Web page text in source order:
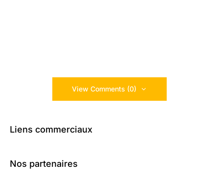
View Comments (0)
Liens commerciaux
Nos partenaires